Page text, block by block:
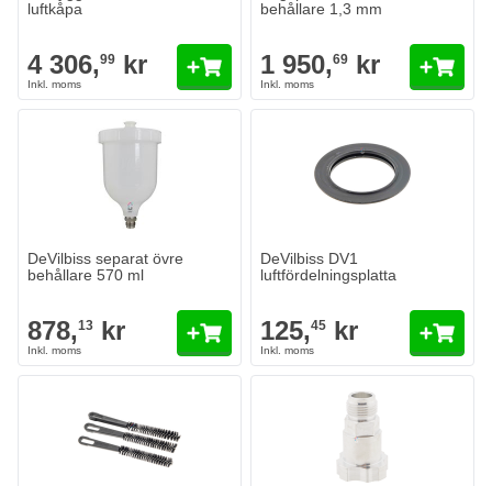
luftkåpa
4 306,99 kr
behållare 1,3 mm
1 950,69 kr
DeVilbiss separat övre
behållare 570 ml
878,13 kr
DeVilbiss DV1
luftfördelningsplatta
125,45 kr